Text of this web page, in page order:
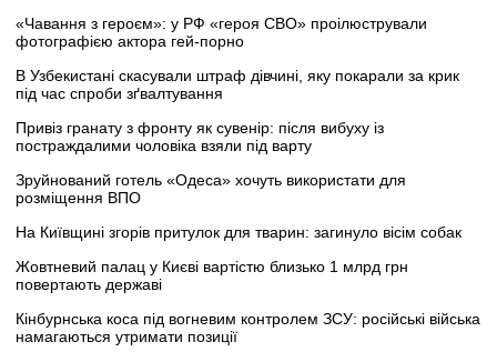
«Чавання з героєм»: у РФ «героя СВО» проілюстрували
фотографією актора гей-порно
В Узбекистані скасували штраф дівчині, яку покарали за крик
під час спроби зґвалтування
Привіз гранату з фронту як сувенір: після вибуху із
постраждалими чоловіка взяли під варту
Зруйнований готель «Одеса» хочуть використати для
розміщення ВПО
На Київщині згорів притулок для тварин: загинуло вісім собак
Жовтневий палац у Києві вартістю близько 1 млрд грн
повертають державі
Кінбурнська коса під вогневим контролем ЗСУ: російські війська
намагаються утримати позиції